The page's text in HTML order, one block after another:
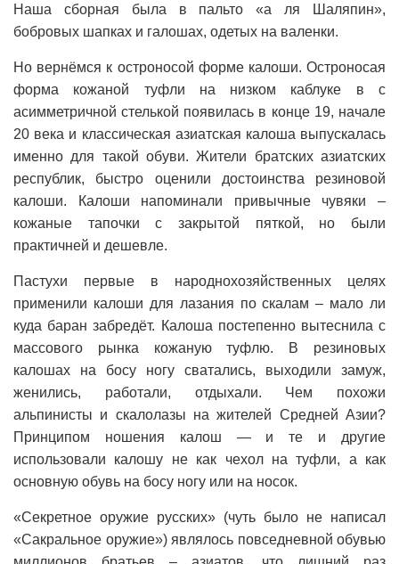
Наша сборная была в пальто «а ля Шаляпин»,
бобровых шапках и галошах, одетых на валенки.
Но вернёмся к остроносой форме калоши. Остроносая
форма кожаной туфли на низком каблуке в с
асимметричной стелькой появилась в конце 19, начале
20 века и классическая азиатская калоша выпускалась
именно для такой обуви. Жители братских азиатских
республик, быстро оценили достоинства резиновой
калоши. Калоши напоминали привычные чувяки –
кожаные тапочки с закрытой пяткой, но были
практичней и дешевле.
Пастухи первые в народнохозяйственных целях
применили калоши для лазания по скалам – мало ли
куда баран забредёт. Калоша постепенно вытеснила с
массового рынка кожаную туфлю. В резиновых
калошах на босу ногу сватались, выходили замуж,
женились, работали, отдыхали. Чем похожи
альпинисты и скалолазы на жителей Средней Азии?
Принципом ношения калош — и те и другие
использовали калошу не как чехол на туфли, а как
основную обувь на босу ногу или на носок.
«Секретное оружие русских» (чуть было не написал
«Сакральное оружие») являлось повседневной обувью